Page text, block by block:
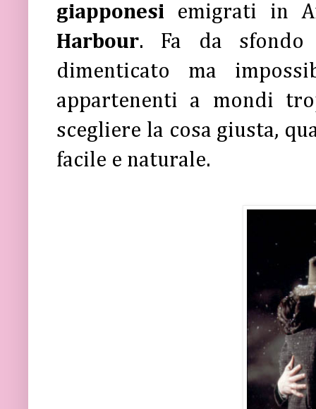
giapponesi emigrati in
Harbour. Fa da
dimenticato ma
appartenenti a mondi
scegliere la cosa giusta,
facile e naturale.